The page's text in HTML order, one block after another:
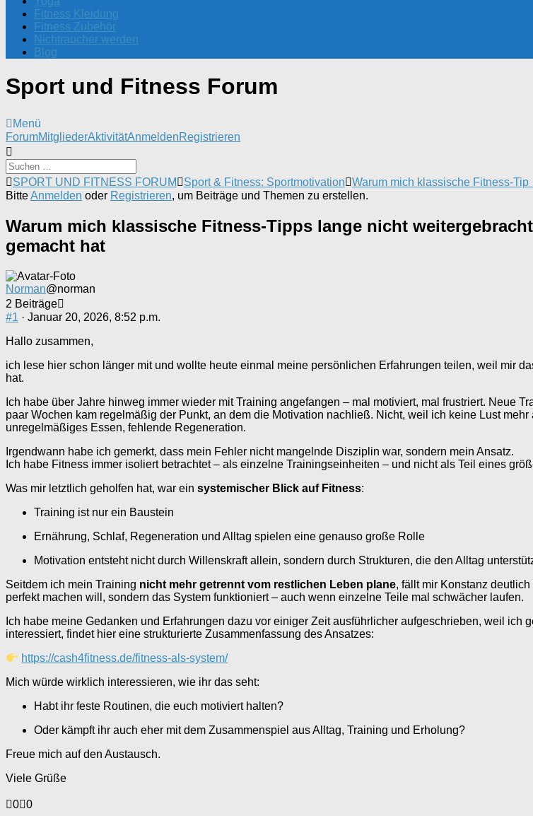
Fitness Kleidung
Fitness Zubehör
Nichtraucher werden
Blog
Sport und Fitness Forum
Menü
Forum-
Navigation
ForumMitgliederAktivitätAnmeldenRegistrieren
Forum-
Breadcrumbs
Du
bist
hier:
SPORT UND FITNESS FORUM Sport & Fitness: Sportmotivation
Warum mich klassische Fitness-
BitteAnmelden oder Registrieren, um Beiträge und Themen zu erstellen.
Warum mich klassische Fitness-Tipps lange nicht
gemacht hat
Norman@norman
2 Beiträge
#1 · Januar 20, 2026, 8:52 p.m.
Hallo zusammen,
ich lese hier schon länger mit und wollte heute einmal meine persönlichen Erfahrungen teilen, weil mir
hat.
Ich habe über Jahre hinweg immer wieder mit Training angefangen – mal motiviert, mal frustriert. Neue
paar Wochen kam regelmäßig der Punkt, an dem die Motivation nachließ. Nicht, weil ich keine Lust mehr
unregelmäßiges Essen, fehlende Regeneration.
Irgendwann habe ich gemerkt, dass mein Fehler nicht mangelnde Disziplin war, sondern mein Ansatz.
Ich habe Fitness immer isoliert betrachtet – als einzelne Trainingseinheiten – und nicht als Teil eines
Was mir letztlich geholfen hat, war ein systemischer Blick auf Fitness:
Training ist nur ein Baustein
Ernährung, Schlaf, Regeneration und Alltag spielen eine genauso große Rolle
Motivation entsteht nicht durch Willenskraft allein, sondern durch Strukturen, die den Alltag
Seitdem ich mein Training nicht mehr getrennt vom restlichen Leben plane, fällt mir Konstanz
perfekt machen will, sondern das System funktioniert – auch wenn einzelne Teile mal schwächer laufen.
Ich habe meine Gedanken und Erfahrungen dazu vor einiger Zeit ausführlicher aufgeschrieben, weil
interessiert, findet hier eine strukturierte Zusammenfassung des Ansatzes:
https://cash4fitness.de/fitness-als-system/
Mich würde wirklich interessieren, wie ihr das seht:
Habt ihr feste Routinen, die euch motiviert halten?
Oder kämpft ihr auch eher mit dem Zusammenspiel aus Alltag, Training und Erholung?
Freue mich auf den Austausch.
Viele Grüße
Anklicken
0 Anklicken
0